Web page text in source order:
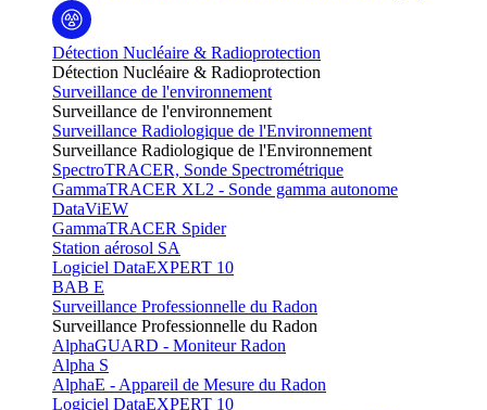
Détection Nucléaire & Radioprotection
Détection Nucléaire & Radioprotection
Surveillance de l'environnement
Surveillance de l'environnement
Surveillance Radiologique de l'Environnement
Surveillance Radiologique de l'Environnement
SpectroTRACER, Sonde Spectrométrique
GammaTRACER XL2 - Sonde gamma autonome
DataViEW
GammaTRACER Spider
Station aérosol SA
Logiciel DataEXPERT 10
BAB E
Surveillance Professionnelle du Radon
Surveillance Professionnelle du Radon
AlphaGUARD - Moniteur Radon
Alpha S
AlphaE - Appareil de Mesure du Radon
Logiciel DataEXPERT 10